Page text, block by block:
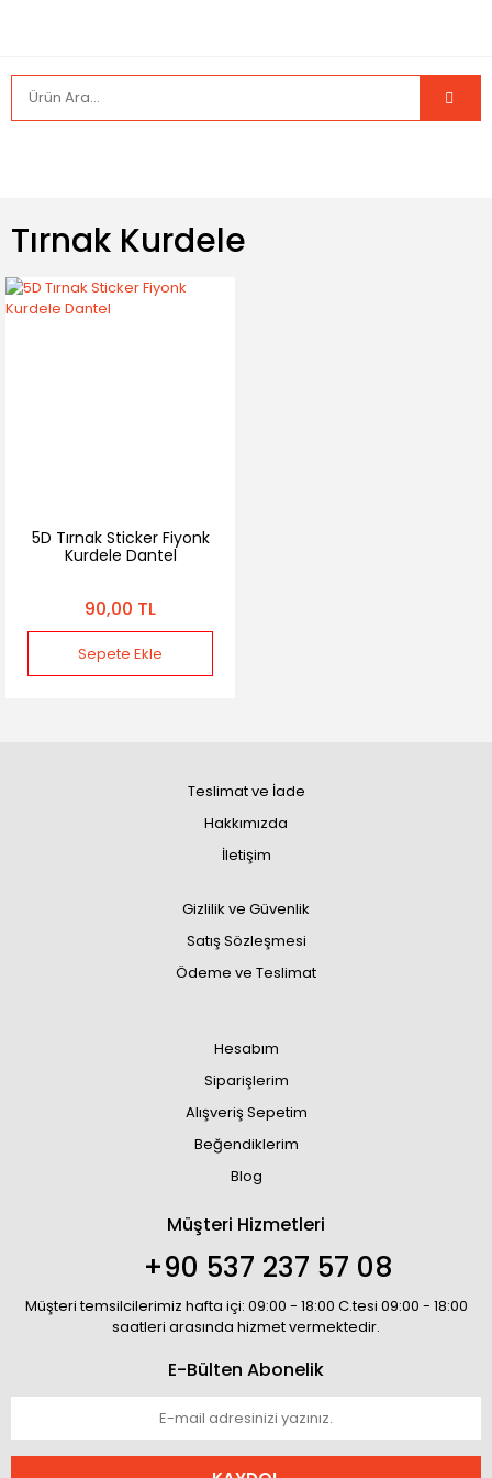
Tırnak Kurdele
5D Tırnak Sticker Fiyonk
Kurdele Dantel
90,00 TL
Sepete Ekle
Teslimat ve İade
Hakkımızda
İletişim
Gizlilik ve Güvenlik
Satış Sözleşmesi
Ödeme ve Teslimat
Hesabım
Siparişlerim
Alışveriş Sepetim
Beğendiklerim
Blog
Müşteri Hizmetleri
+90 537 237 57 08
Müşteri temsilcilerimiz hafta içi: 09:00 - 18:00 C.tesi 09:00 - 18:00
saatleri arasında hizmet vermektedir.
E-Bülten Abonelik